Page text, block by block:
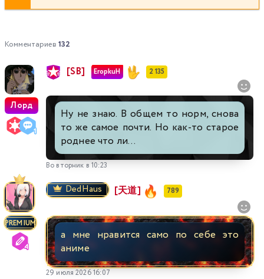
Комментариев 132
Лорд
[SB] EropkuH 2 135
Ну не знаю. В общем то норм, снова
то же самое почти. Но как-то старое
роднее что ли...
Во вторник в 10:23
PREMIUM
DedHaus [天道] 789
а мне нравится само по себе это
аниме
29 июля 2026 16:07